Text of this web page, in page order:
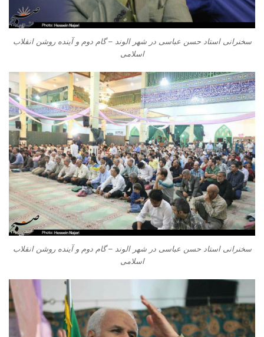
سخنرانی استاد حسن عباسی در شهر الوند – گام دوم و آینده روشن انقلاب
اسلامی
سخنرانی استاد حسن عباسی در شهر الوند – گام دوم و آینده روشن انقلاب
اسلامی